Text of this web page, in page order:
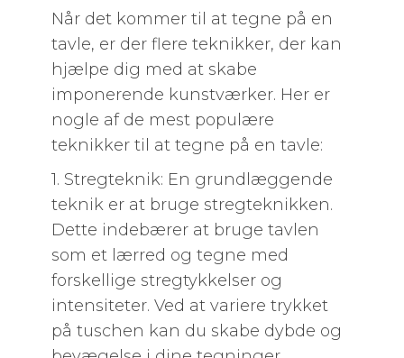
Når det kommer til at tegne på en
tavle, er der flere teknikker, der kan
hjælpe dig med at skabe
imponerende kunstværker. Her er
nogle af de mest populære
teknikker til at tegne på en tavle:
1. Stregteknik: En grundlæggende
teknik er at bruge stregteknikken.
Dette indebærer at bruge tavlen
som et lærred og tegne med
forskellige stregtykkelser og
intensiteter. Ved at variere trykket
på tuschen kan du skabe dybde og